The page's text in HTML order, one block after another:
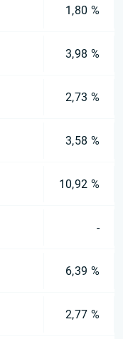
1,80 %
3,98 %
2,73 %
3,58 %
10,92 %
-
6,39 %
2,77 %